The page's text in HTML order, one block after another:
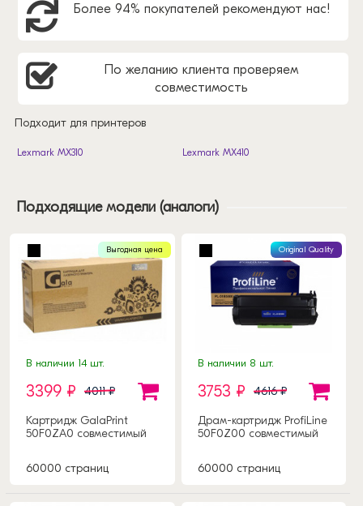
Более 94% покупателей рекомендуют нас!
По желанию клиента проверяем
совместимость
Подходит для принтеров
Lexmark MX310 Lexmark MX410
Подходящие модели (аналоги)
Выгодная цена
В наличии 14 шт.
3399 ₽ 4011 ₽
Картридж GalaPrint
50F0ZA0 совместимый
60000 страниц
Original Quality
В наличии 8 шт.
3753 ₽ 4616 ₽
Драм-картридж ProfiLine
50F0Z00 совместимый
60000 страниц